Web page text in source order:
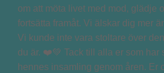
om att möta livet med mod, glädje
fortsätta framåt. Vi älskar dig mer
Vi kunde inte vara stoltare över
du är. ❤️💚 Tack till alla er som har
hennes insamling genom åren. Er